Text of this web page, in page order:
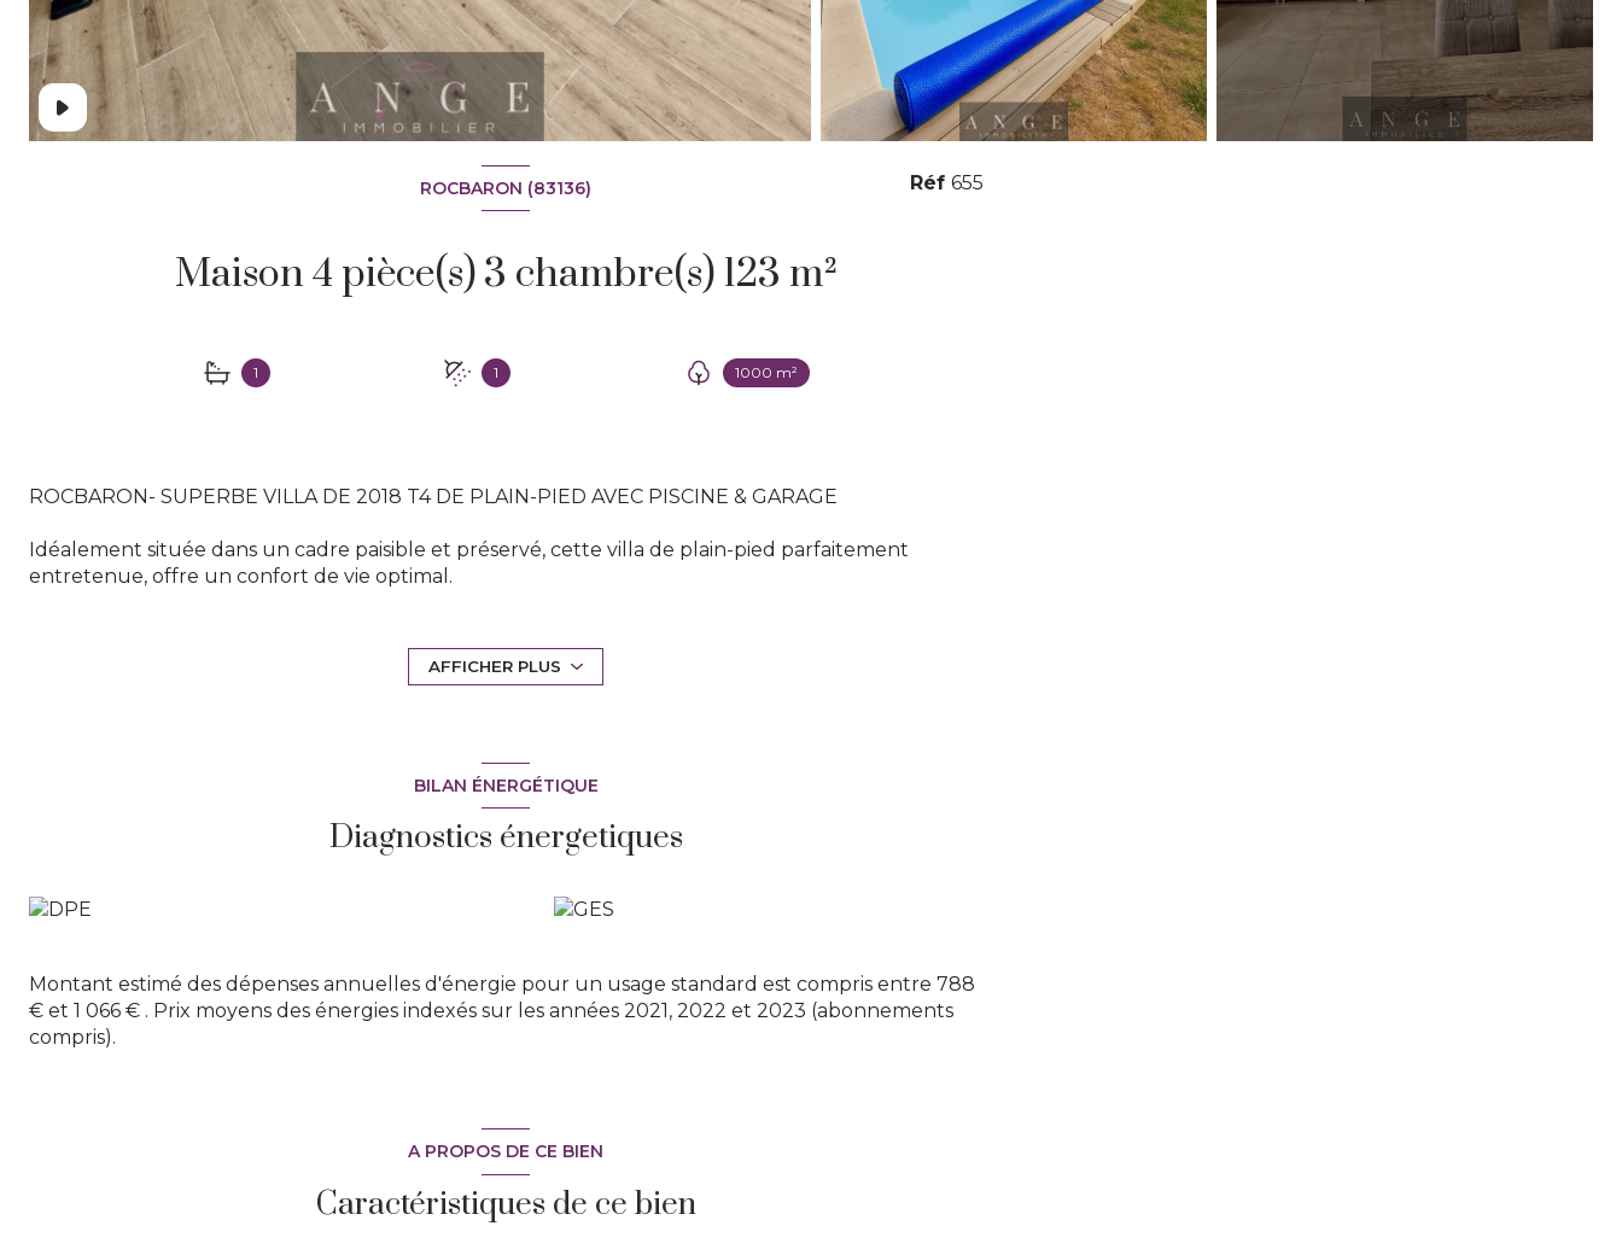
ROCBARON (83136)
Maison 4 pièce(s) 3 chambre(s) 123 m²
1 1 1000 m²
Réf 655
ROCBARON- SUPERBE VILLA DE 2018 T4 DE PLAIN-PIED AVEC PISCINE & GARAGE
Idéalement située dans un cadre paisible et préservé, cette villa de plain-pied parfaitement
entretenue, offre un confort de vie optimal.
Magnifique salon spacieux de 60 m², alliant confort et convivialité.
Cuisine moderne avec îlot central, entièrement équipée et fonctionnelle.
Cellier attenant à la cuisine, pour un rangement optimal.
Des extérieurs soignés et parfaitement aménagés
Terrain plat et arboré, sans vis-à-vis, offrant calme et intimité. Deux grandes terrasses (38 m² et 31
m²), idéales pour vos repas en extérieur et moments de détente.
Abri de jardin isolé avec électricité, pratique pour du rangement ou un atelier, et GARAGE.
Des prestations de qualité pour un confort optimal Ballon thermodynamique pour une gestion
Climatisation réversible dans le salon, garantissant confort
Aucun travaux à prévoir, aussi bien à l’intérieur qu’à l’extérieur, proximité immédiate des
commerces, combinant praticité et sérénité.
Maison construite selon la norme RT2012 et toujours couverte par la garantie décennale.
numéro 817 486 178. Les honoraires sont à la charge du vendeur.
AFFICHER PLUS
BILAN ÉNERGÉTIQUE
Diagnostics énergetiques
Montant estimé des dépenses annuelles d'énergie pour un usage standard est compris entre 788
€ et 1 066 € . Prix moyens des énergies indexés sur les années 2021, 2022 et 2023 (abonnements
compris).
A PROPOS DE CE BIEN
Caractéristiques de ce bien